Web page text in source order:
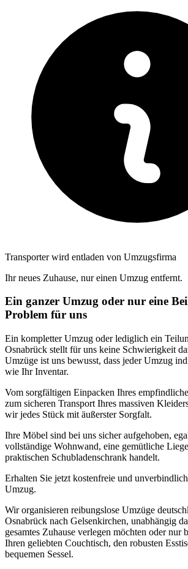
Transporter wird entladen von Umzugsfirma
Ihr neues Zuhause, nur einen Umzug entfernt.
Ein ganzer Umzug oder nur eine
Problem für uns
Ein kompletter Umzug oder lediglich ein
Osnabrück stellt für uns keine Schwierigkeit
Umzüge ist uns bewusst, dass jeder Umzug
wie Ihr Inventar.
Vom sorgfältigen Einpacken Ihres
zum sicheren Transport Ihres massiven
wir jedes Stück mit äußerster Sorgfalt.
Ihre Möbel sind bei uns sicher aufgehoben,
vollständige Wohnwand, eine gemütliche
praktischen Schubladenschrank handelt.
Erhalten Sie jetzt kostenfreie und
Umzug.
Wir organisieren reibungslose Umzüge
Osnabrück nach Gelsenkirchen, unabhängig
gesamtes Zuhause verlegen möchten oder nur
Ihren geliebten Couchtisch, den robusten
bequemen Sessel.